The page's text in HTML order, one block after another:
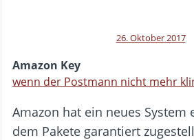
26. Oktober 2017
Amazon Key
wenn der Postmann nicht mehr
Amazon hat ein neues System
dem Pakete garantiert